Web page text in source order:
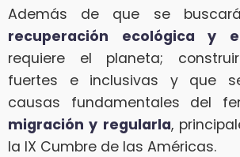
Además de que se
recuperación ecológica y
requiere el planeta;
fuertes e inclusivas y que
causas fundamentales del
migración y regularla,
la IX Cumbre de las Américas.